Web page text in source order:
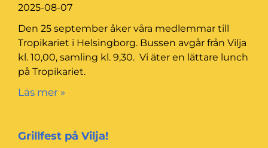
2025-08-07
Den 25 september åker våra medlemmar till
Tropikariet i Helsingborg. Bussen avgår från Vilja
kl. 10,00, samling kl. 9,30. Vi äter en lättare lunch
på Tropikariet.
Läs mer »
Grillfest på Vilja!